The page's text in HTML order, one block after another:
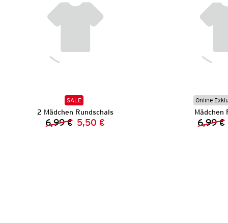
SALE
2 Mädchen Rundschals
Vorheriger Preis:
6,99 € Neuer Preis:
5,50 €
Online
Mädchen
6,99 €